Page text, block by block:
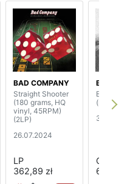
BAD COMPANY
Straight Shooter
(180 grams, HQ
vinyl, 45RPM)
(2LP)
26.07.2024
LP
362,89 zł
BAD
Burnin’
(reissue)
CD
62,89 zł